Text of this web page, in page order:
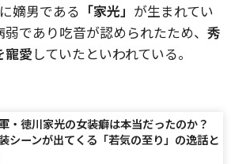
嫡男である 「家光」 が生まれてい
であり吃音が認められたため、 秀
寵愛 していたといわれている。
・徳川家光の女装癖は本当だったのか？
シーンが出てくる「若気の至り」の逸話と